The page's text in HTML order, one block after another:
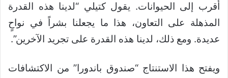
أقرب إلى الحيوانات. يقول كتيلي “لدينا هذه القدرة
المذهلة على التعاون، هذا ما يجعلنا بشراً في نواحٍ
عديدة. ومع ذلك، لدينا هذه القدرة على تجريد الآخرين”.
ويفتح هذا الاستنتاج “صندوق باندورا” من الاكتشافات